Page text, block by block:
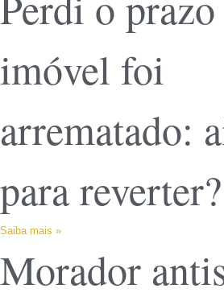
imóvel foi
arrematado:
para reverter?
Saiba mais »
Morador